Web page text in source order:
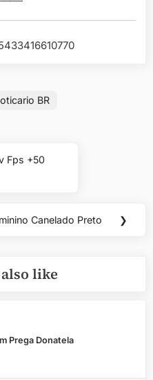
BR
Fps +50
Canelado Preto ❯
like
Prega Donatela